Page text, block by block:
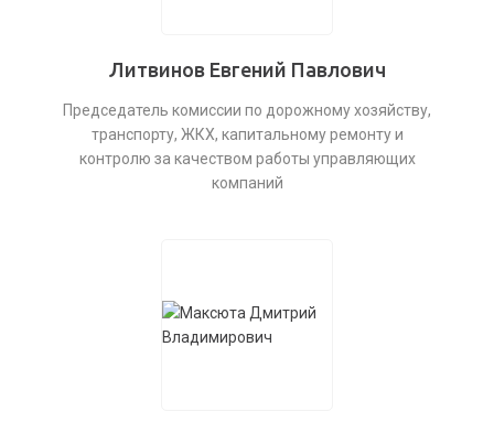
Литвинов Евгений Павлович
Председатель комиссии по дорожному хозяйству,
транспорту, ЖКХ, капитальному ремонту и
контролю за качеством работы управляющих
компаний